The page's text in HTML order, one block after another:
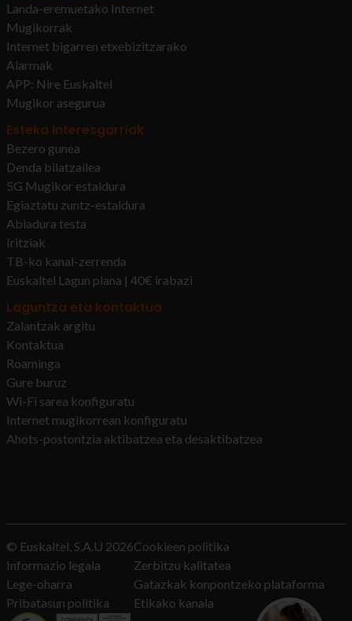
Landa-eremuetako Internet
Mugikorrak
Internet bigarren etxebizitzarako
Alarmak
APP: Nire Euskaltel
Mugikor asegurua
Esteka interesgarriak
Bezero gunea
Denda bilatzailea
5G Mugikor estaldura
Egiaztatu zuntz-estaldura
Abiadura testa
Iritziak
TB-ko kanal-zerrenda
Euskaltel Lagun plana | 40€ irabazi
Laguntza eta kontaktua
Zalantzak argitu
Kontaktua
Roaminga
Gure buruz
Wi-Fi sarea konfiguratu
Internet mugikorrean konfiguratu
Ahots-postontzia aktibatzea eta desaktibatzea
© Euskaltel, S.A.U 2026
Informazio legala
Lege-oharra
Pribatasun politika
Cookieen politika
Zerbitzu kalitatea
Gatazkak konpontzeko plataforma
Etikako kanala